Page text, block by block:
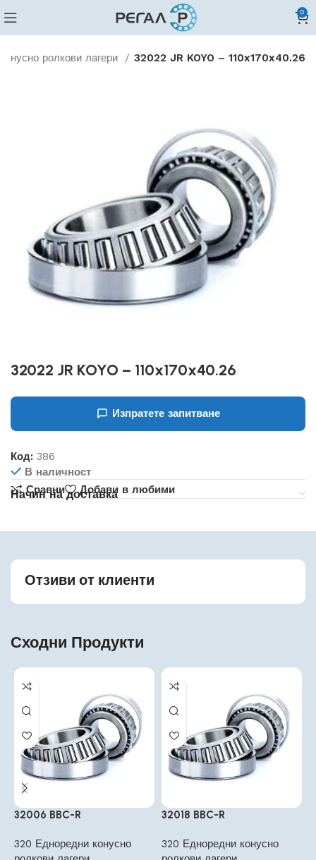
0
ролкови лагери 32022 JR KOYO – 110x170x40.26
32022 JR KOYO – 110x170x40.26
Изпратете запитване
Код:386
В наличност
Сравни
Добави в любими
Начин на доставка
Отзиви от клиенти
Сходни Продукти
32006 BBC-R
320 Едноредни конусно
32018 BBC-R
320 Едноредни конусно